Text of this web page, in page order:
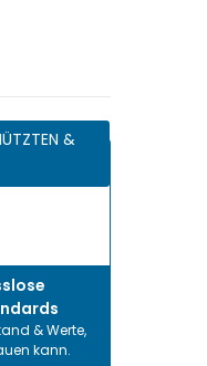
&
& Werte,
kann.